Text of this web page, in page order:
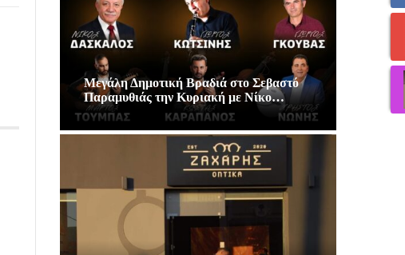
Μεγάλη Δημοτική Βραδιά στο Σεβαστό
Παραμυθιάς την Κυριακή με Νίκο…